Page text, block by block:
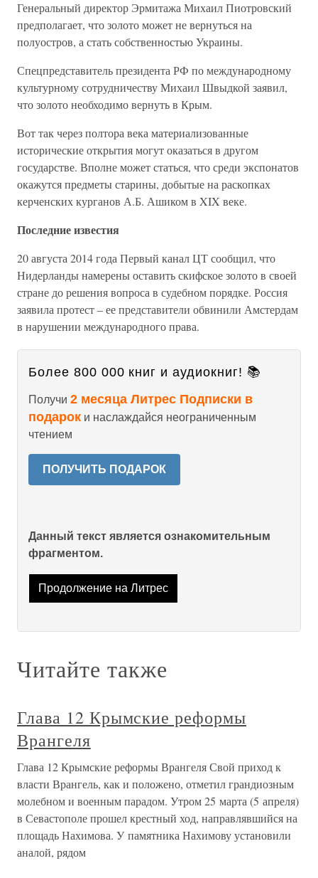
Генеральный директор Эрмитажа Михаил Пиотровский
предполагает, что золото может не вернуться на
полуостров, а стать собственностью Украины.
Спецпредставитель президента РФ по международному
культурному сотрудничеству Михаил Швыдкой заявил,
что золото необходимо вернуть в Крым.
Вот так через полтора века материализованные
исторические открытия могут оказаться в другом
государстве. Вполне может статься, что среди экспонатов
окажутся предметы старины, добытые на раскопках
керченских курганов А.Б. Ашиком в XIX веке.
Последние известия
20 августа 2014 года Первый канал ЦТ сообщил, что
Нидерланды намерены оставить скифское золото в своей
стране до решения вопроса в судебном порядке. Россия
заявила протест – ее представители обвинили Амстердам
в нарушении международного права.
Более 800 000 книг и аудиокниг! 📚
Получи 2 месяца Литрес Подписки в
подарок и наслаждайся неограниченным
чтением
ПОЛУЧИТЬ ПОДАРОК
Данный текст является ознакомительным
фрагментом.
Продолжение на Литрес
Читайте также
Глава 12 Крымские реформы
Врангеля
Глава 12 Крымские реформы Врангеля Свой приход к
власти Врангель, как и положено, отметил грандиозным
молебном и военным парадом. Утром 25 марта (5 апреля)
в Севастополе прошел крестный ход, направлявшийся на
площадь Нахимова. У памятника Нахимову установили
аналой, рядом